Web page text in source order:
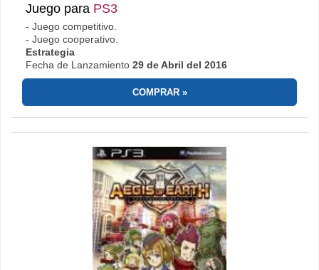
Juego para PS3
- Juego competitivo.
- Juego cooperativo.
Estrategia
Fecha de Lanzamiento 29 de Abril del 2016
COMPRAR